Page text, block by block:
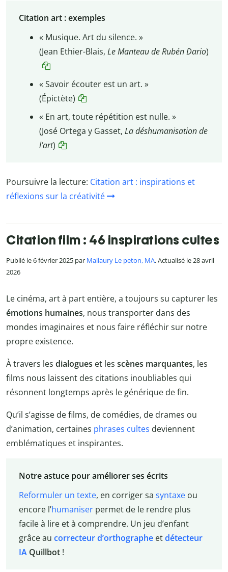
Citation art : exemples
« Musique. Art du silence. »
(Jean Ethier-Blais, Le Manteau de Rubén Dario)
« Savoir écouter est un art. »
(Épictète)
« En art, toute répétition est nulle. »
(José Ortega y Gasset, La déshumanisation de
l’art)
Poursuivre la lecture: Citation art : inspirations et
réflexions sur la créativité
Citation film : 46 inspirations cultes
Publié le 6 février 2025 par Mallaury Le peton, MA. Actualisé le 28 avril
2026
Le cinéma, art à part entière, a toujours su capturer les
émotions humaines, nous transporter dans des
mondes imaginaires et nous faire réfléchir sur notre
propre existence.
À travers les dialogues et les scènes marquantes, les
films nous laissent des citations inoubliables qui
résonnent longtemps après le générique de fin.
Qu’il s’agisse de films, de comédies, de drames ou
d’animation, certaines phrases cultes deviennent
emblématiques et inspirantes.
Notre astuce pour améliorer ses écrits
Reformuler un texte, en corriger sa syntaxeou
encore l’humaniserpermet de le rendre plus
facile à lire et à comprendre. Un jeu d’enfant
grâce au correcteur d’orthographe etdétecteur
IAQuillbot!